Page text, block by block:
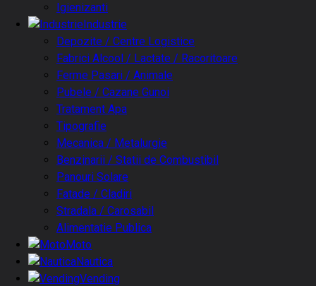
Igienizanti
Industrie
Depozite / Centre Logistice
Fabrici Alcool / Lactate / Racoritoare
Ferme Pasari / Animale
Pubele / Cazane Gunoi
Tratament Apa
Tipografie
Mecanica / Metalurgie
Benzinarii / Statii de Combustibil
Panouri Solare
Fatade / Cladiri
Stradala / Carosabil
Alimentatie Publica
Moto
Nautica
Vending